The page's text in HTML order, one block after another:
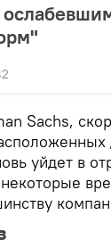
Sachs,
уйдет в